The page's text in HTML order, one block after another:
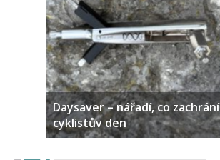
Daysaver – nářadí, co zachrání
cyklistův den